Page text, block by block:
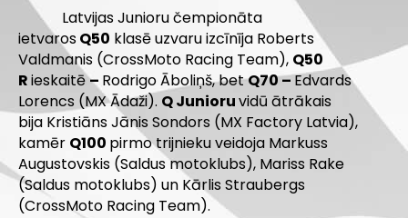
Latvijas Junioru čempionāta
ietvarosQ50 klasē uzvaru izcīnīja Roberts
Valdmanis (CrossMoto Racing Team), Q50
Rieskaitē– Rodrigo Āboliņš, betQ70 –Edvards
Lorencs (MX Ādaži). Q Junioruvidū ātrākais
bija Kristiāns Jānis Sondors (MX Factory Latvia),
kamēr Q100 pirmo trijnieku veidoja Markuss
Augustovskis (Saldus motoklubs), Mariss Rake
(Saldus motoklubs) un Kārlis Straubergs
(CrossMoto Racing Team).